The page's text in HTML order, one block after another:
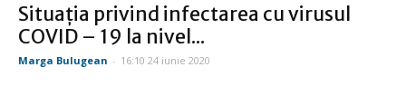
Situația privind infectarea cu virusul
COVID – 19 la nivel...
Marga Bulugean - 16:10 24 iunie 2020